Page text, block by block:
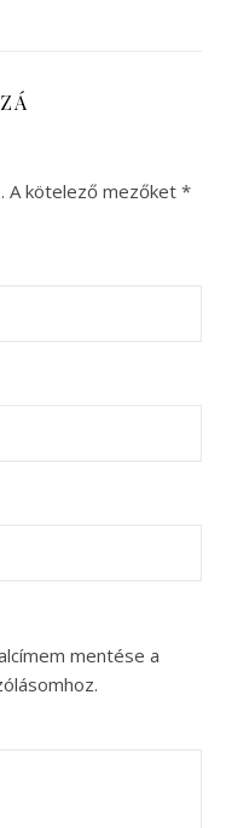
A kötelező mezőket *
mentése a